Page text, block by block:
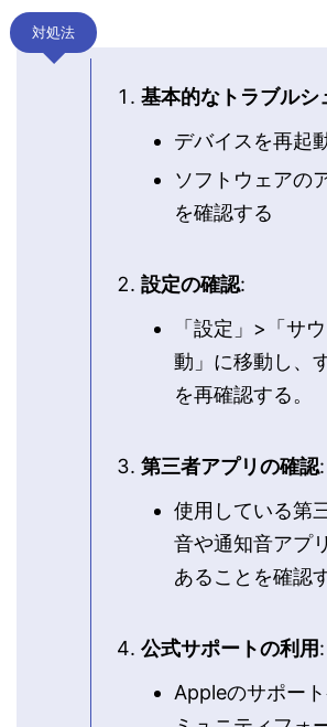
対処法
基本的なトラブルシ
デバイスを再起
ソフトウェアの
を確認する
設定の確認:
「設定」>「サ
動」に移動し、
を再確認する。
第三者アプリの確認:
使用している第
音や通知音アプ
あることを確認
公式サポートの利用:
Appleのサポー